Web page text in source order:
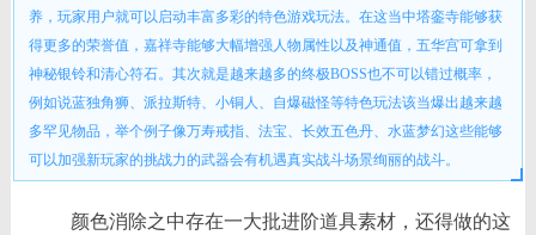
养，玩家用户就可以启动丰富多彩的特色游戏玩法。在这当中塔銮寺能够获
得更多的荣誉值，嘉祥寺能够大幅增强人物属性以及神通值，五华宫可拿到
神秘银铃和清心符石。其次就是越来越多的终极BOSS也不可以错过概率，
例如说蓝独角狮、派拉斯特、小铜人、自爆磁怪等特色玩法该当爆出越来越
多罕见物品，举个例子像万寿戒指、法宝、长效五色丹、水蓝梦幻这些能够
可以加强新玩家的挑战力的武器会有机遇真实战斗场景绚丽的战斗。
颜色消除之中存在一大批进阶道具素材，还得做的这